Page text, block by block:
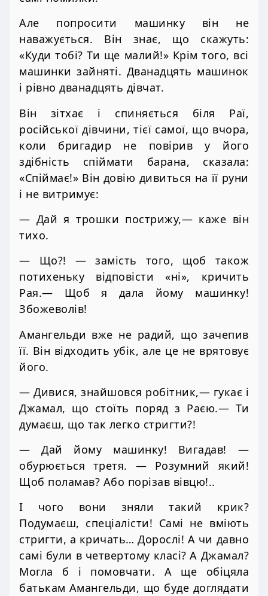
Але попросити машинку він не
наважується. Він знає, що скажуть:
«Куди тобі? Ти ще малий!» Крім того, всі
машинки зайняті. Дванадцять машинок
і рівно дванадцять дівчат.
Він зітхає і спиняється біля Раї,
російської дівчини, тієї самої, що вчора,
коли бригадир не повірив у його
здібність спіймати барана, сказала:
«Спіймає!» Він довію дивиться на її руни
і не витримує:
— Дай я трошки пострижу,— каже він
тихо.
— Що?! — замість того, щоб також
потихеньку відповісти «ні», кричить
Рая.— Щоб я дала йому машинку!
Збожеволів!
Амангельди вже не радий, що зачепив
її. Він відходить убік, але це не врятовує
його.
— Дивися, знайшовся робітник,— гукає і
Джамал, що стоїть поряд з Раєю.— Ти
думаєш, що так легко стригти?!
— Дай йому машинку! Вигадав! —
обурюється третя. — Розумний який!
Щоб поламав? Або порізав вівцю!..
І чого вони зняли такий крик?
Подумаєш, спеціалісти! Самі не вміють
стригти, а кричать… Дорослі! А чи давно
самі були в четвертому класі? А Джамал?
Могла б і помовчати. А ще обіцяла
батькам Амангельди, що буде доглядати